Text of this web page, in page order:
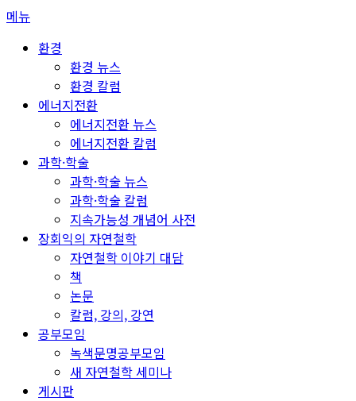
콘
메뉴
환경
환경 뉴스
환경 칼럼
에너지전환
에너지전환 뉴스
에너지전환 칼럼
과학·학술
과학·학술 뉴스
과학·학술 칼럼
지속가능성 개념어 사전
장회익의 자연철학
자연철학 이야기 대담
책
논문
칼럼, 강의, 강연
공부모임
녹색문명공부모임
새 자연철학 세미나
게시판